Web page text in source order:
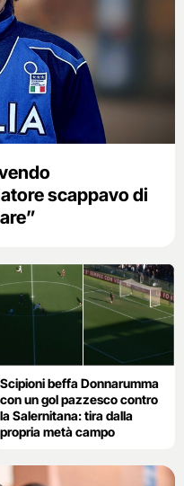
scappavo di
Scipioni beffa Donnarumma
con un gol pazzesco contro
la Salernitana: tira dalla
propria metà campo